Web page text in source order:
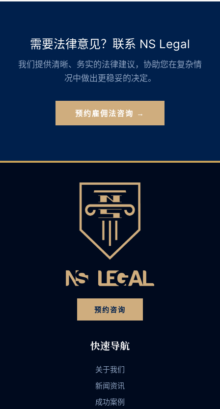
需要法律意见？联系 NS Legal
我们提供清晰、务实的法律建议，协助您在复杂情
况中做出更稳妥的决定。
预约雇佣法咨询 →
预约咨询
快速导航
关于我们
新闻资讯
成功案例